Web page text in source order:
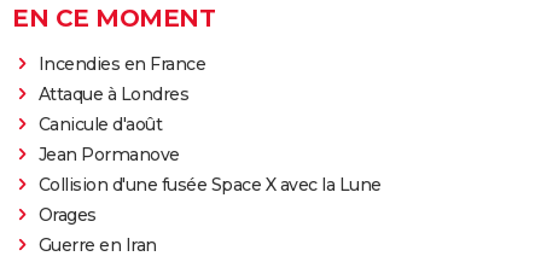
EN CE MOMENT
Incendies en France
Attaque à Londres
Canicule d'août
Jean Pormanove
Collision d'une fusée Space X avec la Lune
Orages
Guerre en Iran